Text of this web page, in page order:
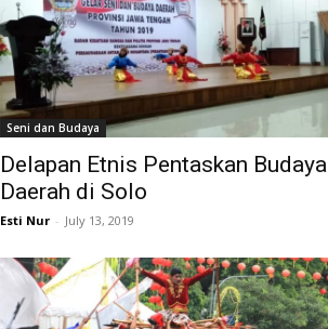
Seni dan Budaya
Delapan Etnis Pentaskan Budaya
Daerah di Solo
Esti Nur - July 13, 2019